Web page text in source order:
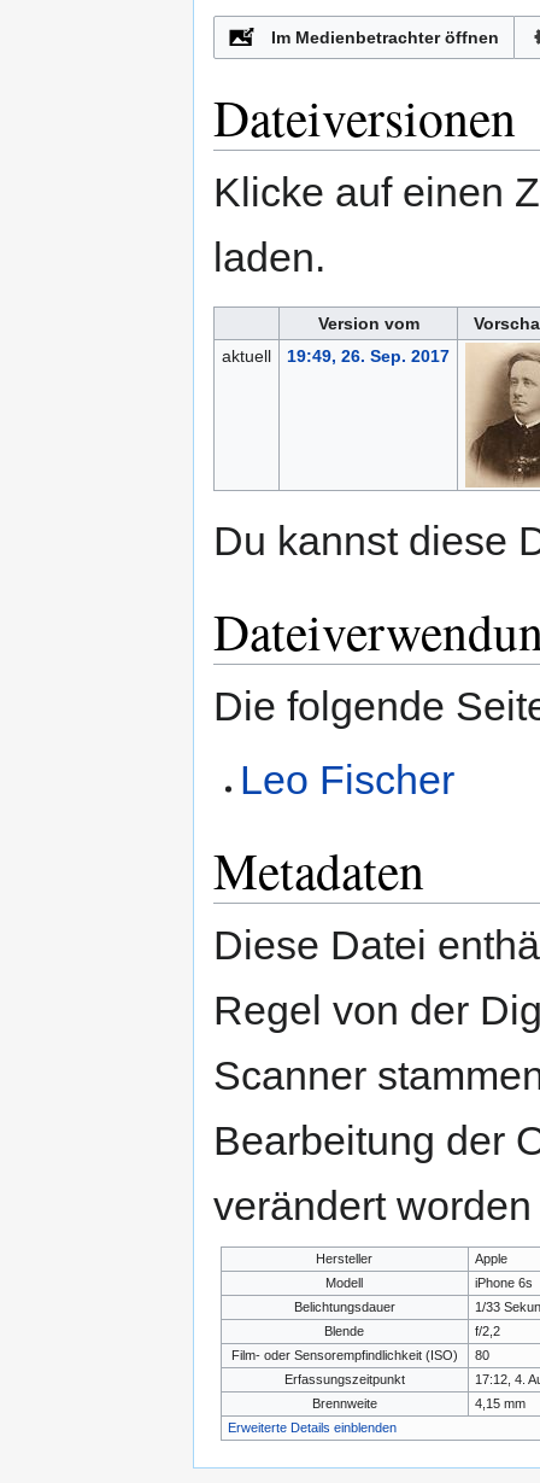
Im Medienbetrachter öffnen
Dateiversionen
Klicke auf einen
laden.
Version vom
aktuell
19:49, 26. Sep. 2017
Du kannst diese
Die folgende
Leo Fischer
Metadaten
Diese Datei
Regel von der
Scanner
Bearbeitung der
verändert
Hersteller
Apple
Modell
iPhone 6s
Belichtungsdauer
1/33
Blende
f/2,2
Film- oder Sensorempfindlichkeit (ISO)
80
Erfassungszeitpunkt
17:12, 4.
Brennweite
4,15 mm
Erweiterte Details einblenden